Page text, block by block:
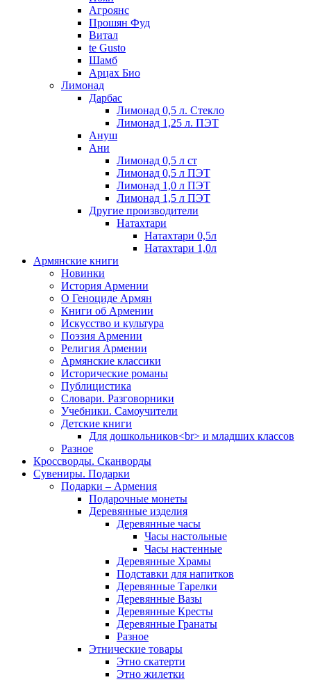
Агроянс
Прошян Фуд
Витал
te Gusto
Шамб
Арцах Био
Лимонад
Дарбас
Лимонад 0,5 л. Стекло
Лимонад 1,25 л. ПЭТ
Ануш
Ани
Лимонад 0,5 л ст
Лимонад 0,5 л ПЭТ
Лимонад 1,0 л ПЭТ
Лимонад 1,5 л ПЭТ
Другие производители
Натахтари
Натахтари 0,5л
Натахтари 1,0л
Армянские книги
Новинки
История Армении
О Геноциде Армян
Книги об Армении
Иcкусство и культура
Поэзия Армении
Религия Армении
Армянские классики
Исторические романы
Публицистика
Словари. Разговорники
Учебники. Самоучители
Детские книги
Для дошкольников<br> и младших классов
Разное
Кроссворды. Сканворды
Сувениры. Подарки
Подарки – Армения
Подарочные монеты
Деревянные изделия
Деревянные часы
Часы настольные
Часы настенные
Деревянные Храмы
Подставки для напитков
Деревянные Тарелки
Деревянные Вазы
Деревянные Кресты
Деревянные Гранаты
Разное
Этнические товары
Этно скатерти
Этно жилетки